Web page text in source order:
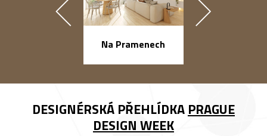
Na Pramenech
DESIGNÉRSKÁ PŘEHLÍDKA PRAGUE
DESIGN WEEK